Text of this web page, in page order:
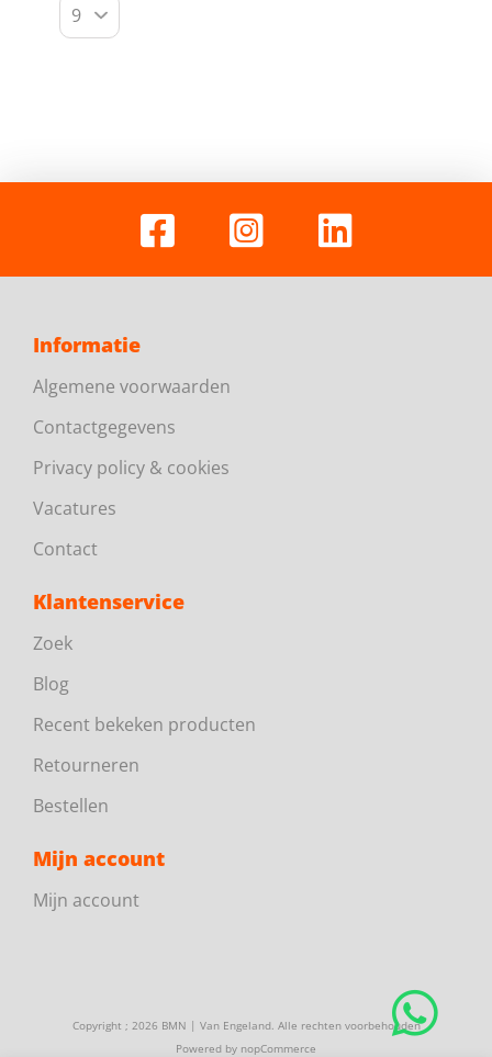
Informatie
Algemene voorwaarden
Contactgegevens
Privacy policy & cookies
Vacatures
Contact
Klantenservice
Zoek
Blog
Recent bekeken producten
Retourneren
Bestellen
Mijn account
Mijn account
Copyright ; 2026 BMN | Van Engeland. Alle rechten voorbehouden
Powered by nopCommerce